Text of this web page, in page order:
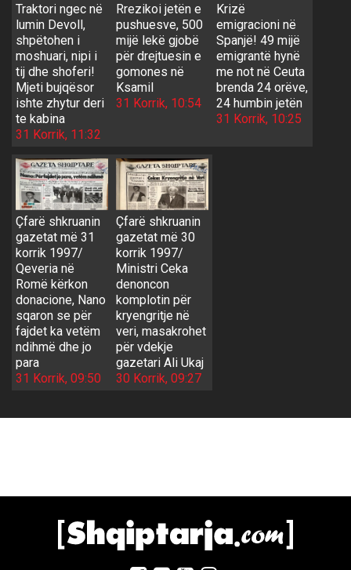
Traktori ngec në
lumin Devoll,
shpëtohen i
moshuari, nipi i
tij dhe shoferi!
Mjeti bujqësor
ishte zhytur deri
te kabina
31 Korrik, 11:32
Rrezikoi jetën e
pushuesve, 500
mijë lekë gjobë
për drejtuesin e
gomones në
Ksamil
31 Korrik, 10:54
Krizë
emigracioni në
Spanjë! 49 mijë
emigrantë hynë
me not në Ceuta
brenda 24 orëve,
24 humbin jetën
31 Korrik, 10:25
Çfarë shkruanin
gazetat më 31
korrik 1997/
Qeveria në
Romë kërkon
donacione, Nano
sqaron se për
fajdet ka vetëm
ndihmë dhe jo
para
31 Korrik, 09:50
Çfarë shkruanin
gazetat më 30
korrik 1997/
Ministri Ceka
denoncon
komplotin për
kryengritje në
veri, masakrohet
për vdekje
gazetari Ali Ukaj
30 Korrik, 09:27